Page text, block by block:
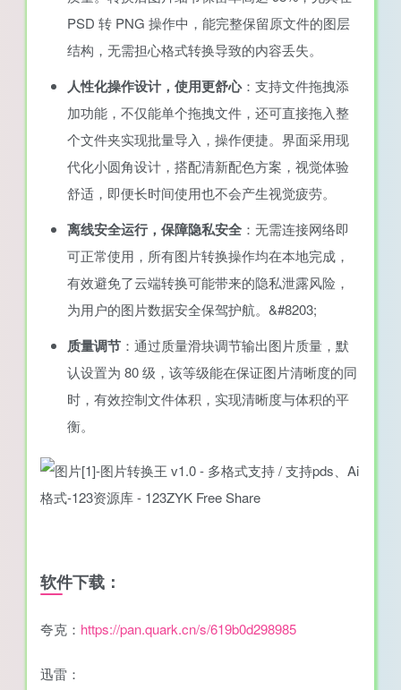
PSD 转 PNG 操作中，能完整保留原文件的图层
结构，无需担心格式转换导致的内容丢失。
人性化操作设计，使用更舒心：支持文件拖拽添
加功能，不仅能单个拖拽文件，还可直接拖入整
个文件夹实现批量导入，操作便捷。界面采用现
代化小圆角设计，搭配清新配色方案，视觉体验
舒适，即便长时间使用也不会产生视觉疲劳。
离线安全运行，保障隐私安全 ：无需连接网络即
可正常使用，所有图片转换操作均在本地完成，
有效避免了云端转换可能带来的隐私泄露风险，
为用户的图片数据安全保驾护航。&#8203;
质量调节 ：通过质量滑块调节输出图片质量，默
认设置为 80 级，该等级能在保证图片清晰度的同
时，有效控制文件体积，实现清晰度与体积的平
衡。
软件下载：
夸克： https://pan.quark.cn/s/619b0d298985
迅雷：